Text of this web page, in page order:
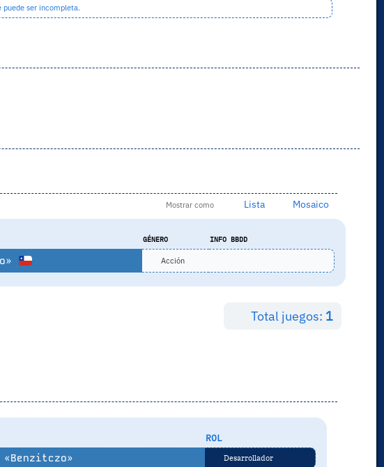
puede ser incompleta.
Mostrar como Lista Mosaico
GÉNERO INFO BBDD
Acción
Total juegos: 1
ROL
«Benzitczo» Desarrollador